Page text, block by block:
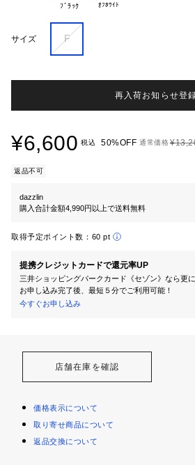
ﾌﾞﾗｯｸ ｵﾌﾎﾜｲﾄ
サイズ F
再入荷お知らせ登
¥6,600 税込 50%OFF 通常価格
返品不可
dazzlin
購入合計金額4,990円以上で送料無料
取得予定ポイント数： 60 pt
提携クレジットカードで還元率UP
三井ショッピングパークカード《セゾン》なら更
お申し込み完了後、最短５分でご利用可能！
今すぐお申し込み
店舗在庫を確認
価格表示について
取り寄せ商品について
返品交換について